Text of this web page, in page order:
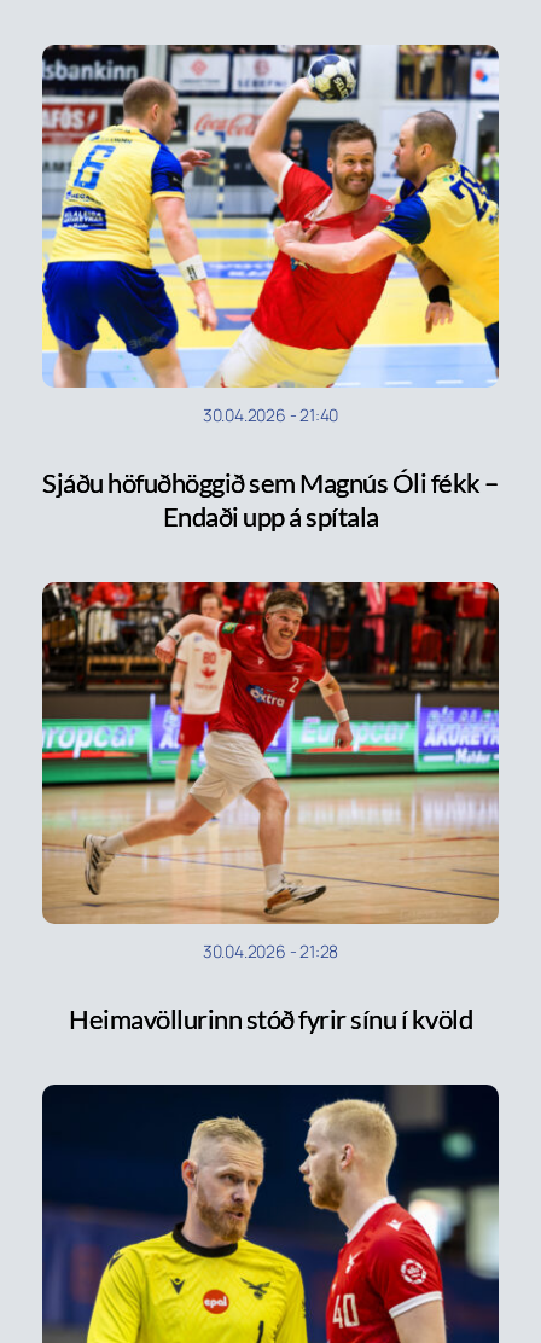
30.04.2026 -21:40
Sjáðu höfuðhöggið sem Magnús Óli fékk –
Endaði upp á spítala
30.04.2026 -21:28
Heimavöllurinn stóð fyrir sínu í kvöld